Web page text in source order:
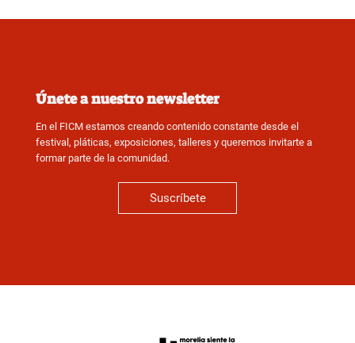
Únete a nuestro newsletter
En el FICM estamos creando contenido constante desde el
festival, pláticas, exposiciones, talleres y queremos invitarte a
formar parte de la comunidad.
Suscríbete